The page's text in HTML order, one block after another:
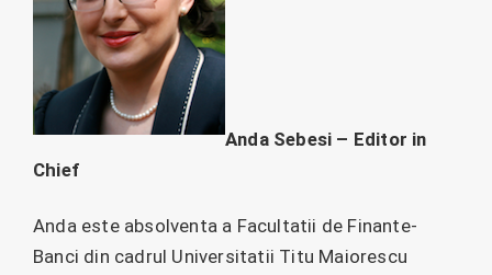
Anda Sebesi – Editor in
Chief
Anda este absolventa a Facultatii de Finante-
Banci din cadrul Universitatii Titu Maiorescu